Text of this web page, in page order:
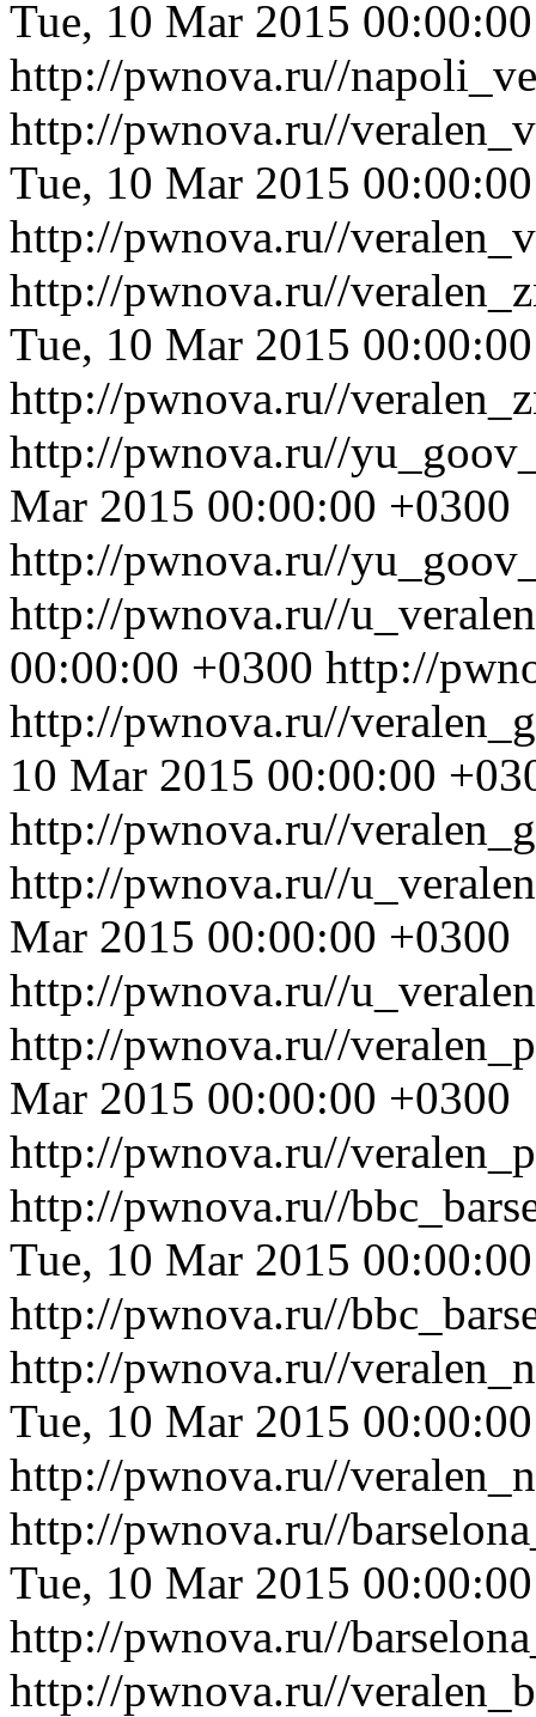
Tue, 10 Mar 2015
http://pwnova.ru//
http://pwnova.ru//
Tue, 10 Mar 2015
http://pwnova.ru//
http://pwnova.ru//
Tue, 10 Mar 2015
http://pwnova.ru//
http://pwnova.ru//
Mar 2015 00:00:00 +0300
http://pwnova.ru//
http://pwnova.ru//
00:00:00 +0300 http://
http://pwnova.ru//
10 Mar 2015 00:00:00
http://pwnova.ru//
http://pwnova.ru//
Mar 2015 00:00:00 +0300
http://pwnova.ru//
http://pwnova.ru//
Mar 2015 00:00:00 +0300
http://pwnova.ru//
http://pwnova.ru//
Tue, 10 Mar 2015
http://pwnova.ru//
http://pwnova.ru//
Tue, 10 Mar 2015
http://pwnova.ru//
http://pwnova.ru//
Tue, 10 Mar 2015
http://pwnova.ru//
http://pwnova.ru//